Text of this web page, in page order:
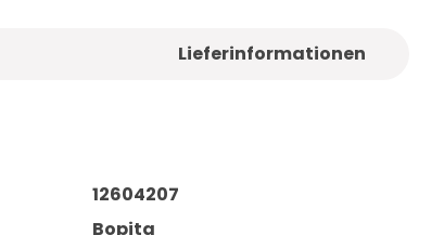
Lieferinformationen
12604207
Bopita